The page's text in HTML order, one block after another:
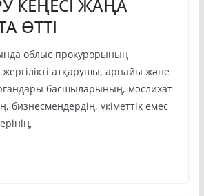
КЕҢЕСІ ЖАҢА
ӨТТІ
облыс прокурорының
атқарушы, арнайы және
басшыларының, мәслихат
бизнесмендердің, үкіметтік емес